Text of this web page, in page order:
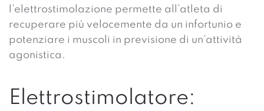
l’elettrostimolazione permette all’atleta di
recuperare più velocemente da un infortunio e
potenziare i muscoli in previsione di un’attività
agonistica.
Elettrostimolatore: